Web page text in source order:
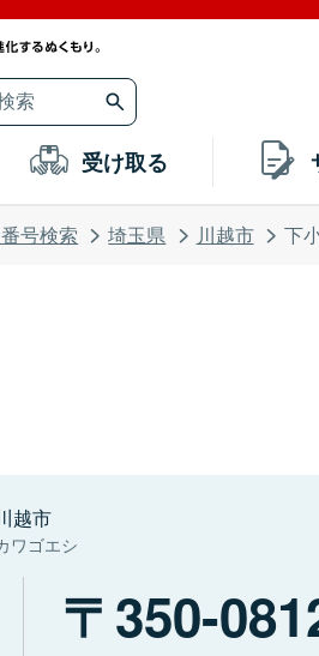
受け取る
号検索 埼玉県 川越市 下
越市
ワゴエシ
350-